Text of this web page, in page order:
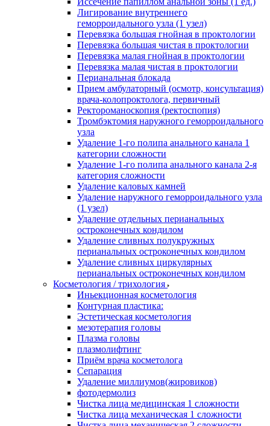
Лигирование внутреннего
геморроидального узла (1 узел)
Перевязка большая гнойная в проктологии
Перевязка большая чистая в проктологии
Перевязка малая гнойная в проктологии
Перевязка малая чистая в проктологии
Перианальная блокада
Прием амбулаторный (осмотр, консультация)
врача-колопроктолога, первичный
Ректороманоскопия (ректоспопия)
Тромбэктомия наружного геморроидального
узла
Удаление 1-го полипа анального канала 1
категории сложности
Удаление 1-го полипа анального канала 2-я
категория сложности
Удаление каловых камней
Удаление наружного геморроидального узла
(1 узел)
Удаление отдельных перианальных
остроконечных кондилом
Удаление сливных полукружных
перианальных остроконечных кондилом
Удаление сливных циркулярных
перианальных остроконечных кондилом
Косметология / трихология
Иньекционная косметология
Контурная пластика:
Эстетическая косметология
мезотерапия головы
Плазма головы
плазмолифтинг
Приём врача косметолога
Сепарация
Удаление миллиумов(жировиков)
фотодермолиз
Чистка лица медицинская 1 сложности
Чистка лица механическая 1 сложности